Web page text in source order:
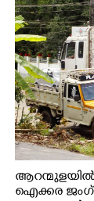
ആറന്മുളയിൽ
ഐക്കര